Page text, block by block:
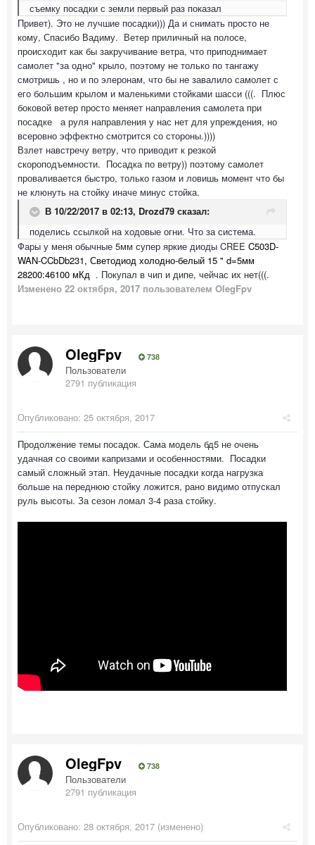
съемку посадки с земли первый раз показал
Привет). Это не лучшие посадки))) Да и снимать просто не
кому, Спасибо Вадиму. Ветер приличный на полосе,
происходит как бы закручивание ветра, что приподнимает
самолет "за одно" крыло, поэтому не только по тангажу
смотришь , но и по элеронам, что бы не завалило самолет с
его большим крылом и маленькими стойками шасси (((. Плюс
боковой ветер просто меняет направления самолета при
посадке а руля направления у нас нет для упреждения, но
всеровно эффектно смотрится со стороны.))))
Взлет навстречу ветру, что приводит к резкой
скороподъемности. Посадка по ветру)) поэтому самолет
проваливается быстро, только газом и ловишь момент что бы
не клюнуть на стойку иначе минус стойка.
В 10/22/2017 в 02:13, Drozd79 сказал:
поделись ссылкой на ходовые огни. Что за система.
Фары у меня обычные 5мм супер яркие диоды CREE C503D-
WAN-CCbDb231, Светодиод холодно-белый 15 " d=5мм
28200:46100 мКд . Покупал в чип и дипе, чейчас их нет(((.
Изменено 22 октября, 2017 пользователем OlegFpv
OlegFpv 738
Пользователи
2791 публикация
Опубликовано: 25 октября, 2017
Продолжение темы посадок. Сама модель бд5 не очень
удачная со своими капризами и особенностями. Посадки
самый сложный этап. Неудачные посадки когда нагрузка
больше на переднюю стойку ложится, рано видимо отпускал
руль высоты. За сезон ломал 3-4 раза стойку.
OlegFpv 738
Пользователи
2791 публикация
Опубликовано: 28 октября, 2017 (изменено)